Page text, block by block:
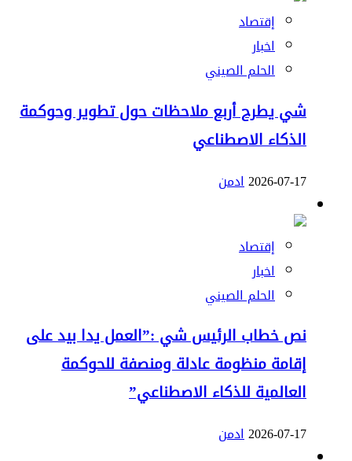
إقتصاد
اخبار
الحلم الصيني
شي يطرح أربع ملاحظات حول تطوير وحوكمة
الذكاء الاصطناعي
2026-07-17ادمن
إقتصاد
اخبار
الحلم الصيني
نص خطاب الرئيس شي :”العمل يدا بيد على
إقامة منظومة عادلة ومنصفة للحوكمة
العالمية للذكاء الاصطناعي”
2026-07-17ادمن